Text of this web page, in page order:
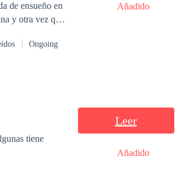
de ensueño en
y otra vez que
Ongoing
Añadido
tiene
Leer
Añadido